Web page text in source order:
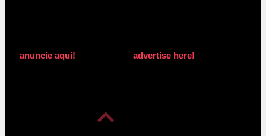
anuncie aqui! advertise here!